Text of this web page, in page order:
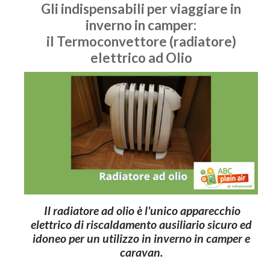
Gli indispensabili per viaggiare in
inverno in camper:
il Termoconvettore (radiatore)
elettrico ad Olio
Il radiatore ad olio è l'unico apparecchio
elettrico di riscaldamento ausiliario sicuro ed
idoneo per un utilizzo in inverno in camper e
caravan.